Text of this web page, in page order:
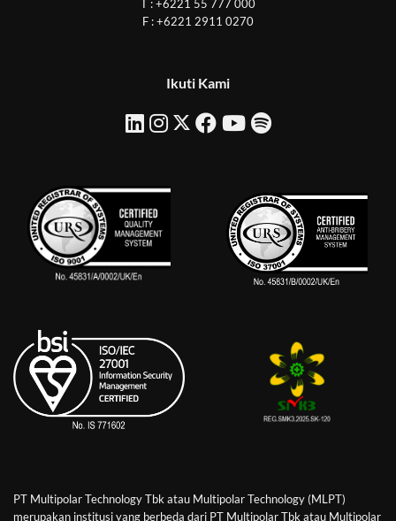
T : +6221 55 777 000
F : +6221 2911 0270
Ikuti Kami
PT Multipolar Technology Tbk atau Multipolar Technology (MLPT)
merupakan institusi yang berbeda dari PT Multipolar Tbk atau Multipolar